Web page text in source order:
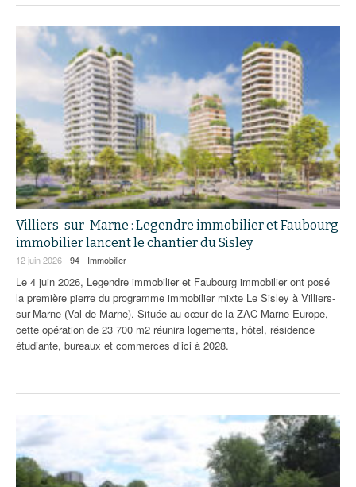
Villiers-sur-Marne : Legendre immobilier et Faubourg
immobilier lancent le chantier du Sisley
12 juin 2026 - 94- Immobilier
Le 4 juin 2026, Legendre immobilier et Faubourg immobilier ont posé
la première pierre du programme immobilier mixte Le Sisley à Villiers-
sur-Marne (Val-de-Marne). Située au cœur de la ZAC Marne Europe,
cette opération de 23 700 m2 réunira logements, hôtel, résidence
étudiante, bureaux et commerces d’ici à 2028.